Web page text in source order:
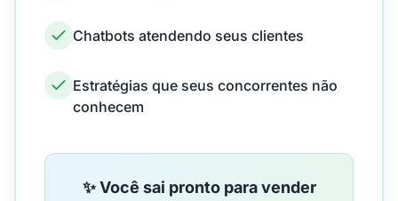
Chatbots atendendo seus clientes
Estratégias que seus concorrentes não
conhecem
✨ Você sai pronto para vender